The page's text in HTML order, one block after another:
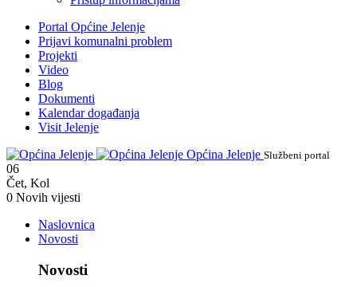
Portal Općine Jelenje
Prijavi komunalni problem
Projekti
Video
Blog
Dokumenti
Kalendar događanja
Visit Jelenje
Općina Jelenje Službeni portal
06
Čet, Kol
0 Novih vijesti
Naslovnica
Novosti
Novosti